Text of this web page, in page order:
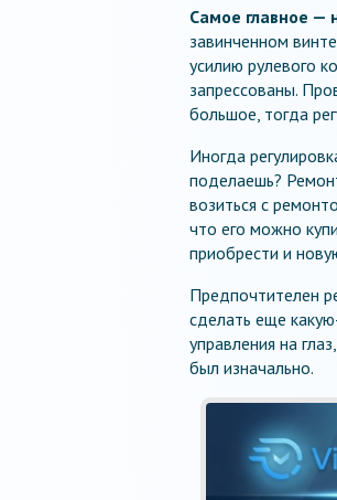
Самое главное —
завинченном
усилию рулевого
запрессованы.
большое, тогда
Иногда
поделаешь?
возиться с
что его можно
приобрести и
Предпочтителен
сделать еще
управления на
был изначально.